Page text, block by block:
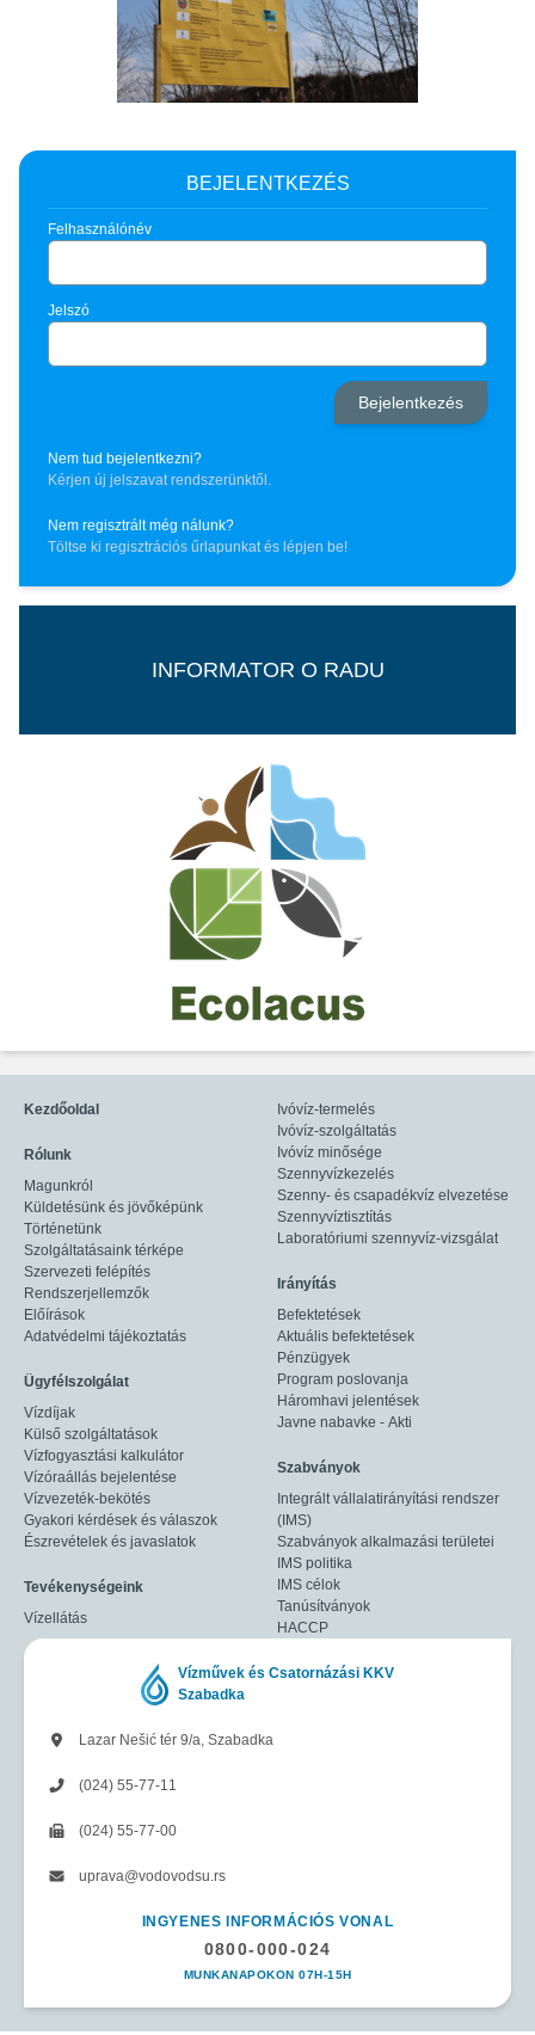
BEJELENTKEZÉS
Felhasználónév
Jelszó
Nem tud bejelentkezni?
Kérjen új jelszavat rendszerünktől.
Nem regisztrált még nálunk?
Töltse ki regisztrációs űrlapunkat és lépjen be!
INFORMATOR O RADU
Kezdőoldal
Rólunk
Magunkról
Küldetésünk és jövőképünk
Történetünk
Szolgáltatásaink térképe
Szervezeti felépítés
Rendszerjellemzők
Előírások
Adatvédelmi tájékoztatás
Ügyfélszolgálat
Vízdíjak
Külső szolgáltatások
Vízfogyasztási kalkulátor
Vízóraállás bejelentése
Vízvezeték-bekötés
Gyakori kérdések és válaszok
Észrevételek és javaslatok
Tevékenységeink
Vízellátás
Ivóvíz-termelés
Ivóvíz-szolgáltatás
Ivóvíz minősége
Szennyvízkezelés
Szenny- és csapadékvíz elvezetése
Szennyvíztisztítás
Laboratóriumi szennyvíz-vizsgálat
Irányítás
Befektetések
Aktuális befektetések
Pénzügyek
Program poslovanja
Háromhavi jelentések
Javne nabavke - Akti
Szabványok
Integrált vállalatirányítási rendszer
(IMS)
Szabványok alkalmazási területei
IMS politika
IMS célok
Tanúsítványok
HACCP
Vízművek és Csatornázási KKV
Szabadka
Lazar Nešić tér 9/a, Szabadka
(024) 55-77-11
(024) 55-77-00
uprava@vodovodsu.rs
INGYENES INFORMÁCIÓS VONAL
0800-000-024
MUNKANAPOKON 07H-15H